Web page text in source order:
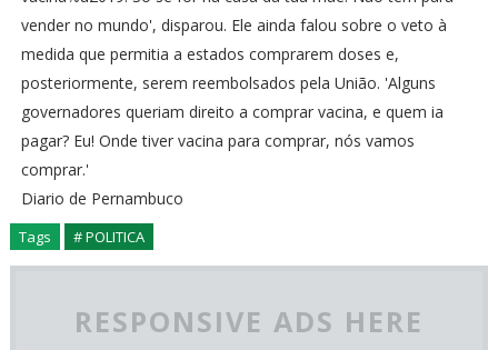
vender no mundo', disparou. Ele ainda falou sobre o veto à
medida que permitia a estados comprarem doses e,
posteriormente, serem reembolsados pela União. 'Alguns
governadores queriam direito a comprar vacina, e quem ia
pagar? Eu! Onde tiver vacina para comprar, nós vamos
comprar.'
Diario de Pernambuco
Tags # POLITICA
RESPONSIVE ADS HERE